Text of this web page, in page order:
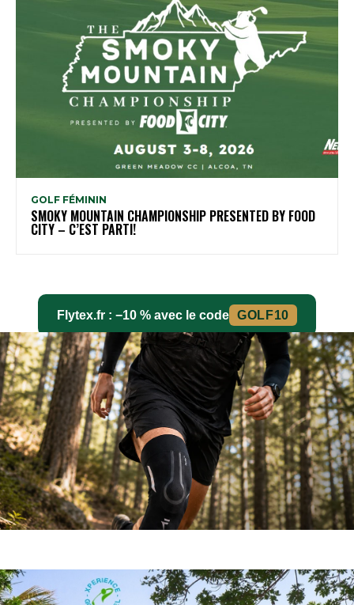
GOLF FÉMININ
SMOKY MOUNTAIN CHAMPIONSHIP PRESENTED BY FOOD
CITY – C’EST PARTI!
Flytex.fr : −10 % avec le code GOLF10